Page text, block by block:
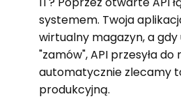
systemem. Twoja
wirtualny magazyn, a
"zamów", API przesyła
automatycznie zlecamy
produkcyjną.